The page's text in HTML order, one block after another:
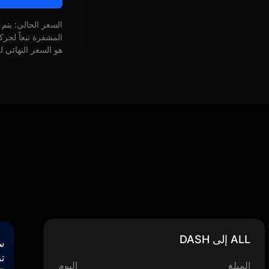
السعر الحالي:
المشفرة تبعاً
هو السعر النهائي
ALL إلى DASH
المبلغ اليوم